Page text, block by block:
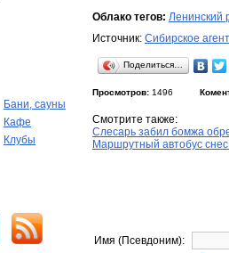
Бани, сауны
Кафе
Клубы
Облако тегов: Ленинский
Источник: Сибирское
Поделиться…
Просмотров: 1496
Смотрите также:
Слесарь забил бомжа
Маршрутный автобус
Имя (Псевдоним):